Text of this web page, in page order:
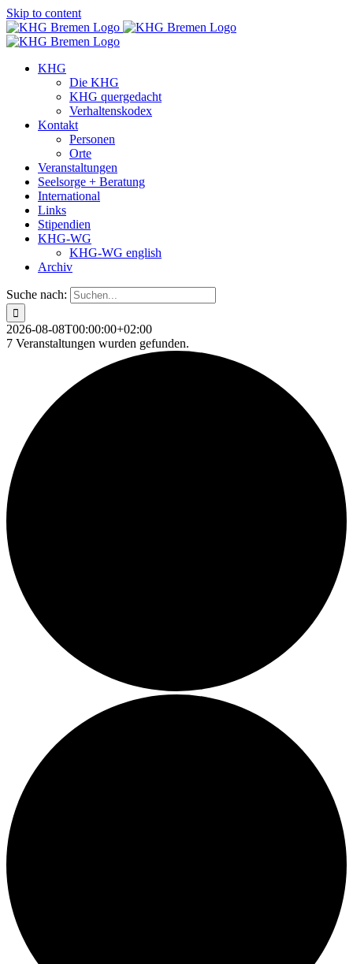
Skip to content
KHG
Die KHG
KHG quergedacht
Verhaltenskodex
Kontakt
Personen
Orte
Veranstaltungen
Seelsorge + Beratung
International
Links
Stipendien
KHG-WG
KHG-WG english
Archiv
Suche nach:
2026-08-08T00:00:00+02:00
7 Veranstaltungen wurden gefunden.